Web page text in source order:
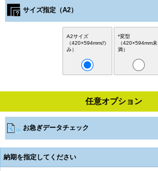
サイズ指定（A2）
A2サイズ
（420×594mmの
み）
*変型
（420×594mm未
満）
任意オプション
お急ぎデータチェック
納期を指定してください